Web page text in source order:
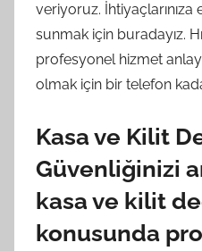
veriyoruz.
sunmak için buradayız.
profesyonel hizmet
olmak için bir telefon
Kasa ve Kilit
Güvenliğinizi
kasa ve kilit
konusunda